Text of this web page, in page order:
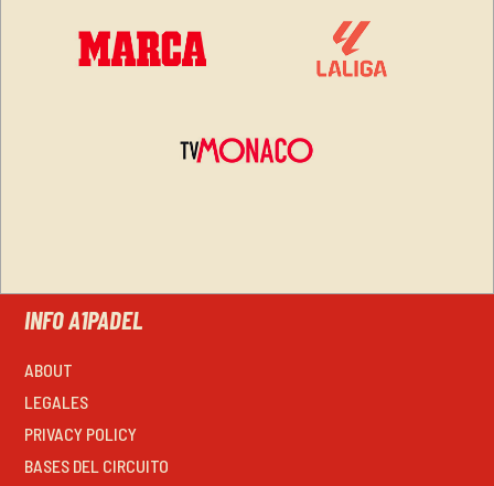
INFO A1PADEL
ABOUT
LEGALES
PRIVACY POLICY
BASES DEL CIRCUITO